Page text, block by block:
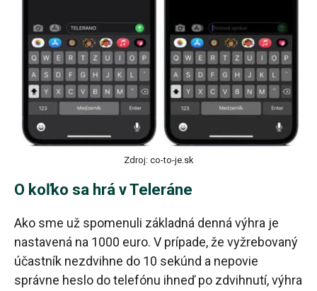
Zdroj: co-to-je.sk
O koľko sa hrá v Teleráne
Ako sme už spomenuli základná denná výhra je
nastavená na 1000 euro. V prípade, že vyžrebovaný
účastník nezdvihne do 10 sekúnd a nepovie
správne heslo do telefónu ihneď po zdvihnutí, výhra